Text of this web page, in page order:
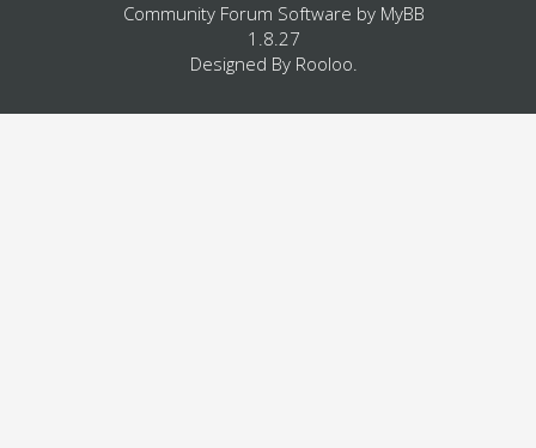
Community Forum Software by MyBB
1.8.27
Designed By Rooloo.